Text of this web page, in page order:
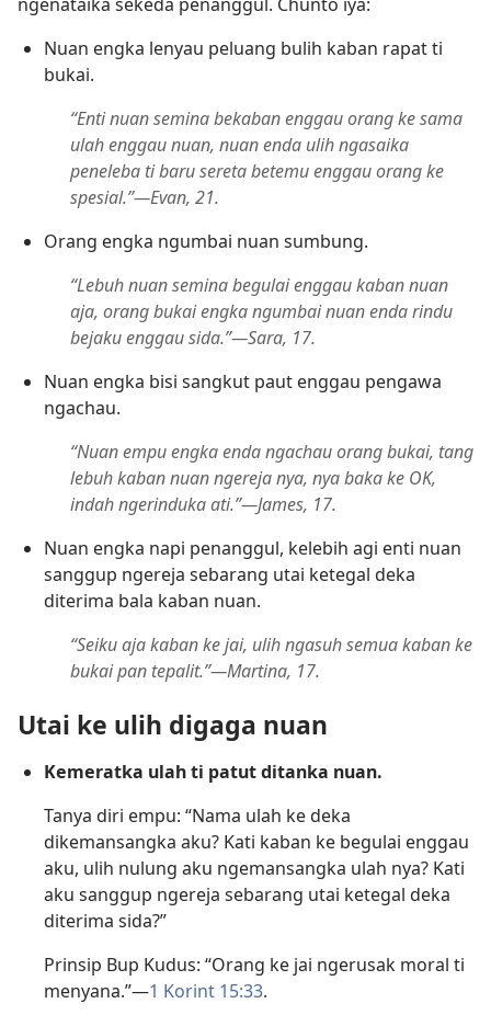
Nuan engka lenyau peluang bulih kaban rapat ti
bukai.
“Enti nuan semina bekaban enggau orang ke sama
ulah enggau nuan, nuan enda ulih ngasaika
peneleba ti baru sereta betemu enggau orang ke
spesial.”—Evan, 21.
Orang engka ngumbai nuan sumbung.
“Lebuh nuan semina begulai enggau kaban nuan
aja, orang bukai engka ngumbai nuan enda rindu
bejaku enggau sida.”—Sara, 17.
Nuan engka bisi sangkut paut enggau pengawa
ngachau.
“Nuan empu engka enda ngachau orang bukai, tang
lebuh kaban nuan ngereja nya, nya baka ke OK,
indah ngerinduka ati.”—James, 17.
Nuan engka napi penanggul, kelebih agi enti nuan
sanggup ngereja sebarang utai ketegal deka
diterima bala kaban nuan.
“Seiku aja kaban ke jai, ulih ngasuh semua kaban ke
bukai pan tepalit.”—Martina, 17.
Utai ke ulih digaga nuan
Kemeratka ulah ti patut ditanka nuan.
Tanya diri empu: “Nama ulah ke deka
dikemansangka aku? Kati kaban ke begulai enggau
aku, ulih nulung aku ngemansangka ulah nya? Kati
aku sanggup ngereja sebarang utai ketegal deka
diterima sida?”
Prinsip Bup Kudus: “Orang ke jai ngerusak moral ti
menyana.”—1 Korint 15:33.